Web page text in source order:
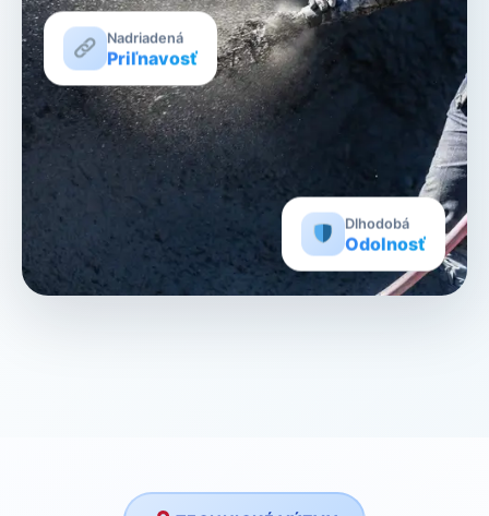
Nadriadená
Priľnavosť
Dlhodobá
Odolnosť